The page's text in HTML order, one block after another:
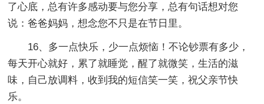
了心底，总有许多感动要与您分享，总有句话想对您
说：爸爸妈妈，想念您不只是在节日里。
16、多一点快乐，少一点烦恼！不论钞票有多少，
每天开心就好，累了就睡觉，醒了就微笑，生活的滋
味，自己放调料，收到我的短信笑一笑，祝父亲节快
乐。